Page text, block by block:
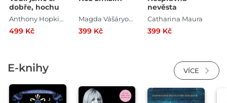
dobře, hochu
Anthony Hopkins
499 Kč
Magda Vášáryová Petr Šabata , Magda Vášáryová
399 Kč
nevěsta
Catharina Maura
399 Kč
E-knihy VÍCE